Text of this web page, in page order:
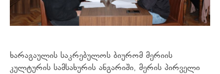
ხარაგაულის საკრებულოს ბიურომ მერიის
კულტურის სამსახურის ანგარიში, მერის პირველი